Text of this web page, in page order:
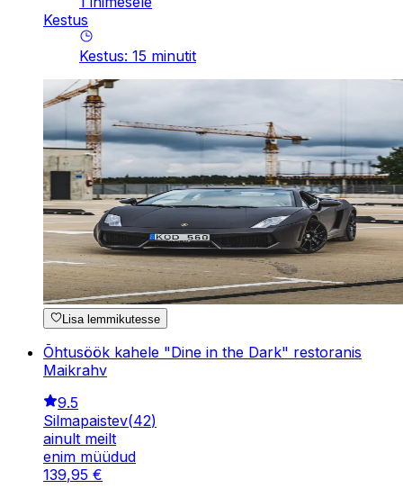
Kestus
Kestus: 15 minutit
Lisa lemmikutesse
Õhtusöök kahele "Dine in the Dark" restoranis
Maikrahv
9.5
Silmapaistev(42)
ainult meilt
enim müüdud
139,95 €